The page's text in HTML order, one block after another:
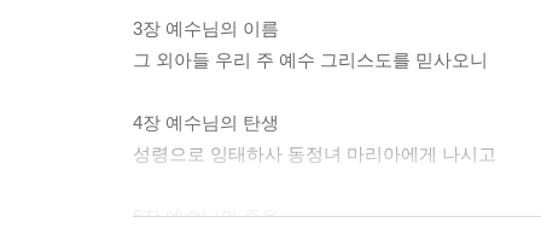
3장 예수님의 이름
그 외아들 우리 주 예수 그리스도를 믿사오니
4장 예수님의 탄생
성령으로 잉태하사 동정녀 마리아에게 나시고
5장 예수님의 죽음